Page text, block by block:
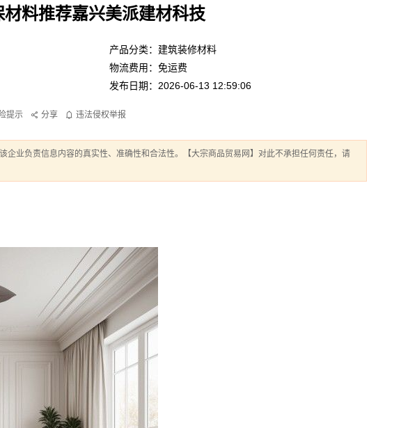
料推荐嘉兴美派建材科技
产品分类：建筑装修材料
物流费用：免运费
发布日期：2026-06-13 12:59:06
提示 分享 违法侵权举报
企业负责信息内容的真实性、准确性和合法性。【大宗商品贸易网】对此不承担任何责任，请